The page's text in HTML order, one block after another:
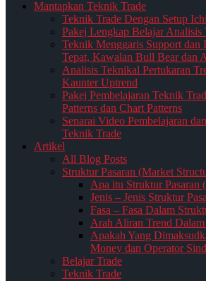
Mantapkan Teknik Trade
Teknik Trade Dengan Setup
Pakej Lengkap Belajar Analisis
Teknik Menggaris Support dan
Tepat, Kawalan Bull Bear dan
Analisis Teknikal Pertukaran
Kaunter Uptrend
Pakej Pembelajaran Teknik
Patterns dan Chart Patterns
Senarai Video Pembelajaran
Teknik Trade
Artikel
All Blog Posts
Struktur Pasaran (Market
Apa itu Struktur Pasaran
Jenis – Jenis Struktur
Fasa – Fasa Dalam
Arah Aliran Trend Dalam
Apakah Yang
Money dan Operator
Belajar Trade
Teknik Trade